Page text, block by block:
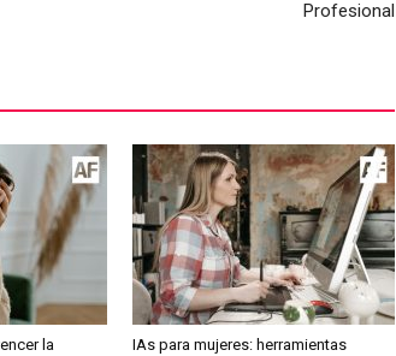
Profesional
la
IAs para mujeres: herramientas